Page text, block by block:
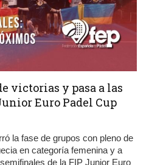
victorias y pasa a las
Euro Padel Cup
la fase de grupos con pleno de
en categoría femenina y a
de la FIP Junior Euro